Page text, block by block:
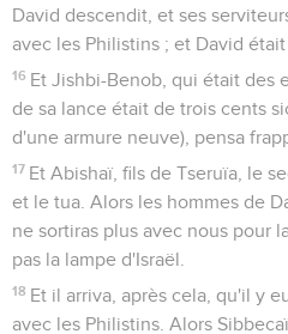
David descendit, et ses
avec les Philistins ; et David était
16 Et Jishbi-Benob, qui était des
de sa lance était de trois cents
d'une armure neuve), pensa
17 Et Abishaï, fils de Tseruïa, le
et le tua. Alors les hommes de
ne sortiras plus avec nous pour
pas la lampe d'Israël.
18 Et il arriva, après cela, qu'il y
avec les Philistins. Alors